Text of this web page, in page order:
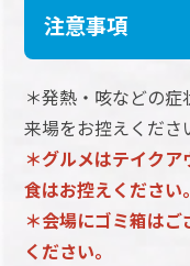
注意事項
＊発熱・咳などの
来場をお控えくださ
＊グルメはテイク
食はお控えください。
＊会場にゴミ箱は
ください。